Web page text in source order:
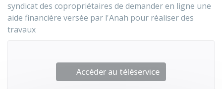
syndicat des copropriétaires de demander en ligne une
aide financière versée par l'Anah pour réaliser des
travaux
Accéder au téléservice